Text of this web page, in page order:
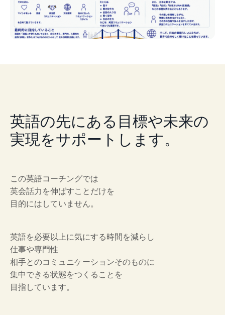
英語の先にある目標や未来の
実現をサポートします。
この英語コーチングでは
英会話力を伸ばすことだけを
目的にはしていません。
英語を必要以上に気にする時間を減らし
仕事や専門性
相手とのコミュニケーションそのものに
集中できる状態をつくることを
目指しています。